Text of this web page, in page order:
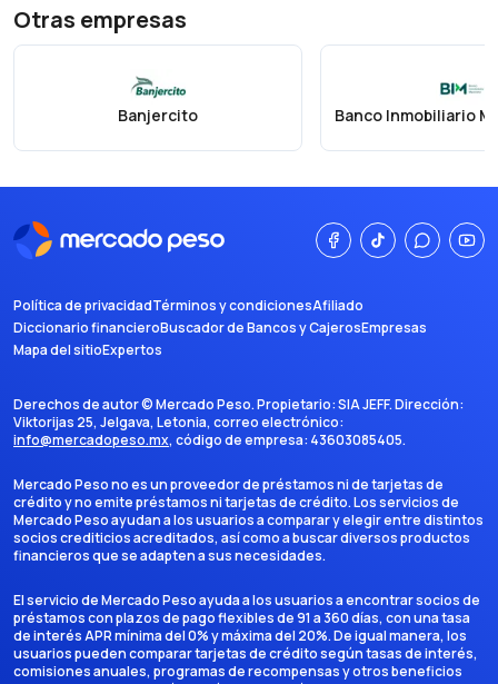
Otras empresas
Banjercito
Política de privacidadTérminos y condicionesAfiliado
Diccionario financieroBuscador de Bancos y CajerosEmpresas
Mapa del sitioExpertos
Derechos de autor ©Mercado Peso. Propietario:SIA JEFF. Dirección:
Viktorijas 25, Jelgava, Letonia, correo electrónico:
info@mercadopeso.mx, código de empresa: 43603085405.
Mercado Peso no es un proveedor de préstamos ni de tarjetas de
crédito y no emite préstamos ni tarjetas de crédito. Los servicios de
Mercado Peso ayudan a los usuarios a comparar y elegir entre distintos
socios crediticios acreditados, así como a buscar diversos productos
financieros que se adapten a sus necesidades.
El servicio de Mercado Peso ayuda a los usuarios a encontrar socios de
préstamos con plazos de pago flexibles de 91 a 360 días, con una tasa
de interés APR mínima del 0% y máxima del 20%. De igual manera, los
usuarios pueden comparar tarjetas de crédito según tasas de interés,
comisiones anuales, programas de recompensas y otros beneficios